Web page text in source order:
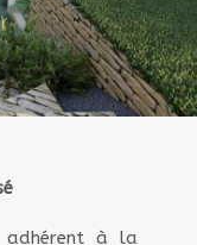
adhérent à la